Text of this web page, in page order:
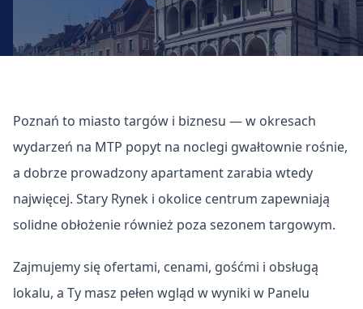
Poznań to miasto targów i biznesu — w okresach
wydarzeń na MTP popyt na noclegi gwałtownie rośnie,
a dobrze prowadzony apartament zarabia wtedy
najwięcej. Stary Rynek i okolice centrum zapewniają
solidne obłożenie również poza sezonem targowym.
Zajmujemy się ofertami, cenami, gośćmi i obsługą
lokalu, a Ty masz pełen wgląd w wyniki w Panelu